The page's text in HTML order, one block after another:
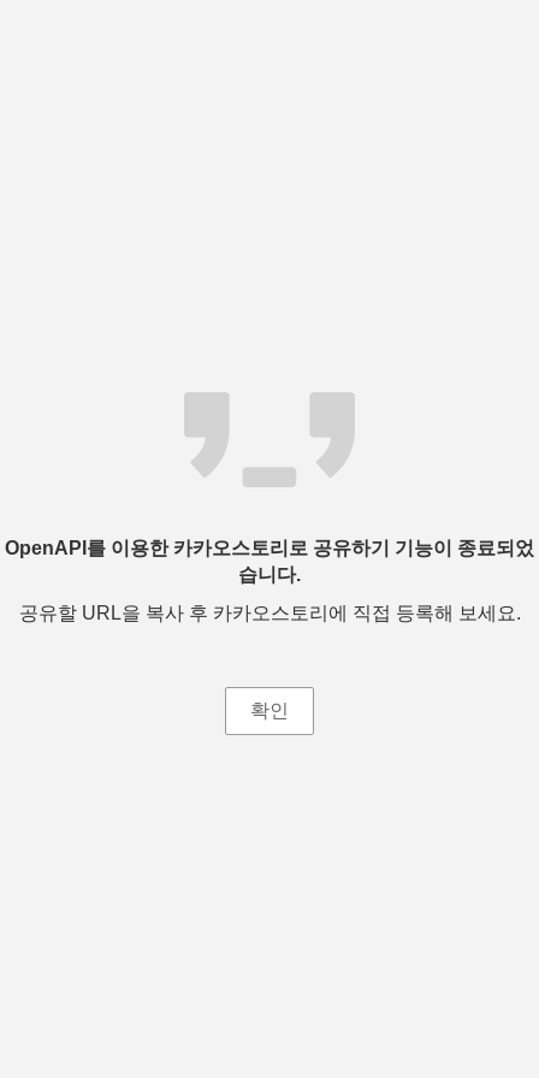
OpenAPI를 이용한 카카오스토리로 공유하기 기능이 종료되었
습니다.
공유할 URL을 복사 후 카카오스토리에 직접 등록해 보세요.
확인